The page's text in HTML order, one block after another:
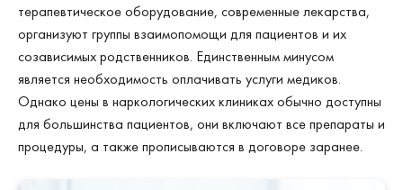
терапевтическое оборудование, современные лекарства,
организуют группы взаимопомощи для пациентов и их
созависимых родственников. Единственным минусом
является необходимость оплачивать услуги медиков.
Однако цены в наркологических клиниках обычно доступны
для большинства пациентов, они включают все препараты и
процедуры, а также прописываются в договоре заранее.